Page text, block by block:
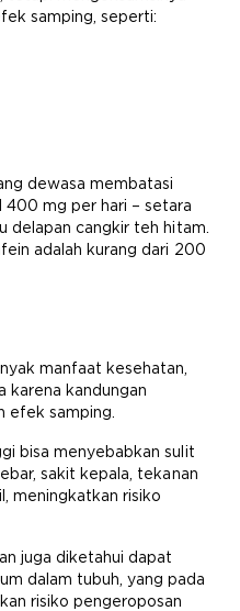
samping, seperti:
dewasa membatasi
400 mg per hari – setara
delapan cangkir teh hitam.
adalah kurang dari 200
manfaat kesehatan,
karena kandungan
efek samping.
bisa menyebabkan sulit
sakit kepala, tekanan
meningkatkan risiko
juga diketahui dapat
dalam tubuh, yang pada
risiko pengeroposan